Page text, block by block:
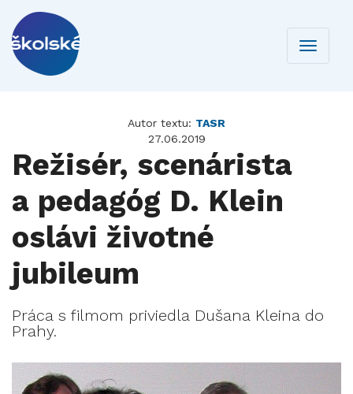
Toggle
Autor textu: TASR
27.06.2019
Režisér, scenárista
a pedagóg D. Klein
oslávi životné
jubileum
Práca s filmom priviedla Dušana Kleina do
Prahy.